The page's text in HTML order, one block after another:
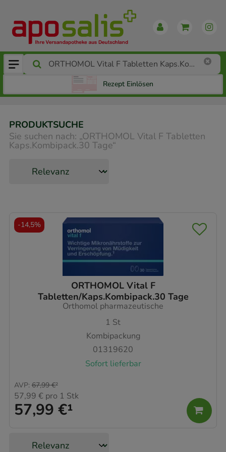
Rezept Einlösen
PRODUKTSUCHE
Sie suchen nach: „ORTHOMOL Vital F Tabletten
Kaps.Kombipack.30 Tage“
ORTHOMOL Vital F
Tabletten/Kaps.Kombipack.30 Tage
Orthomol pharmazeutische
1 St
Kombipackung
01319620
Sofort lieferbar
57,99 €¹
AVP: 67,99 €²
57,99 € pro 1 Stk
-14,5%